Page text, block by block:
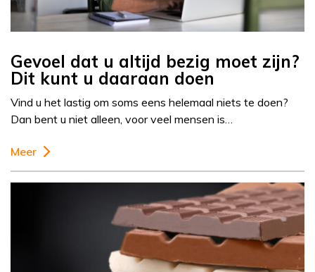
Gevoel dat u altijd bezig moet zijn?
Dit kunt u daaraan doen
Vind u het lastig om soms eens helemaal niets te doen?
Dan bent u niet alleen, voor veel mensen is…
Meer